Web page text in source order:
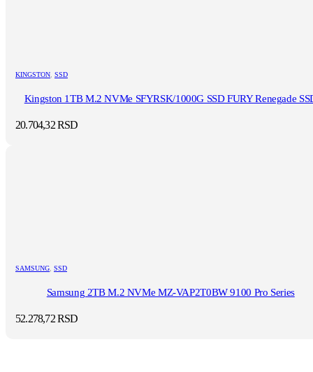
KINGSTON SSD
Kingston 1TB M.2 NVMe SFYRSK/1000G SSD FURY Renegade
20.704,32RSD
SAMSUNG SSD
Samsung 2TB M.2 NVMe MZ-VAP2T0BW 9100 Pro Series
52.278,72RSD